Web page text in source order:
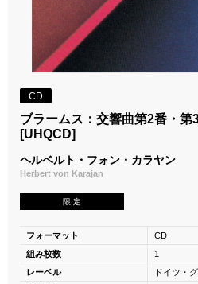
CD
ブラームス：交響曲第2番・第
[UHQCD]
ヘルベルト・フォン・カラヤン
Herbert von Karajan
限 定
フォーマット
CD
組み枚数
1
レーベル
ドイツ・